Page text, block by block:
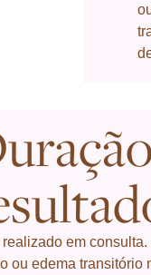
em
ou edema transitório